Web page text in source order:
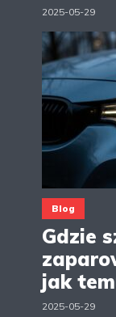
2025-05-29
Blog
Gdzie
jak
2025-05-29